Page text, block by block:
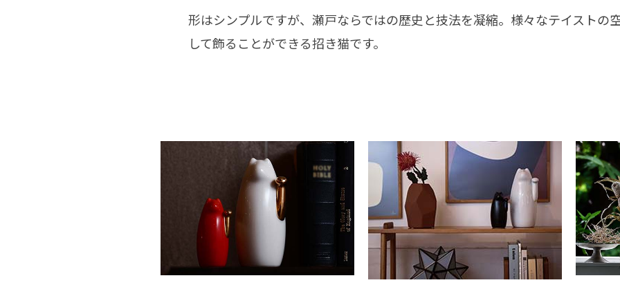
形はシンプルですが、瀬戸ならではの歴史と技法を凝縮。様々なテイストの
して飾ることができる招き猫です。